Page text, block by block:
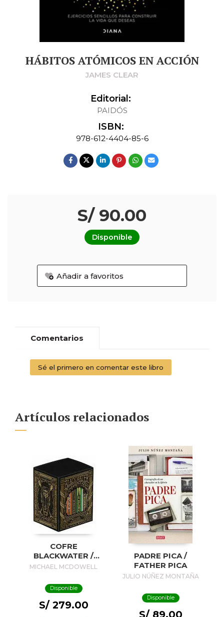
HÁBITOS ATÓMICOS EN ACCIÓN
JAMES CLEAR
Editorial:
PAIDÓS
ISBN:
978-612-4404-85-6
S/ 90.00
Disponible
Añadir a favoritos
Comentarios
Sé el primero en comentar este libro
Artículos relacionados
COFRE
BLACKWATER /
BLACKWATER
MICHAEL MCDOWELL
Disponible
S/ 279.00
PADRE PICA /
FATHER PICA
JULIO NÚÑEZ MONTAÑA
Disponible
S/ 89.00